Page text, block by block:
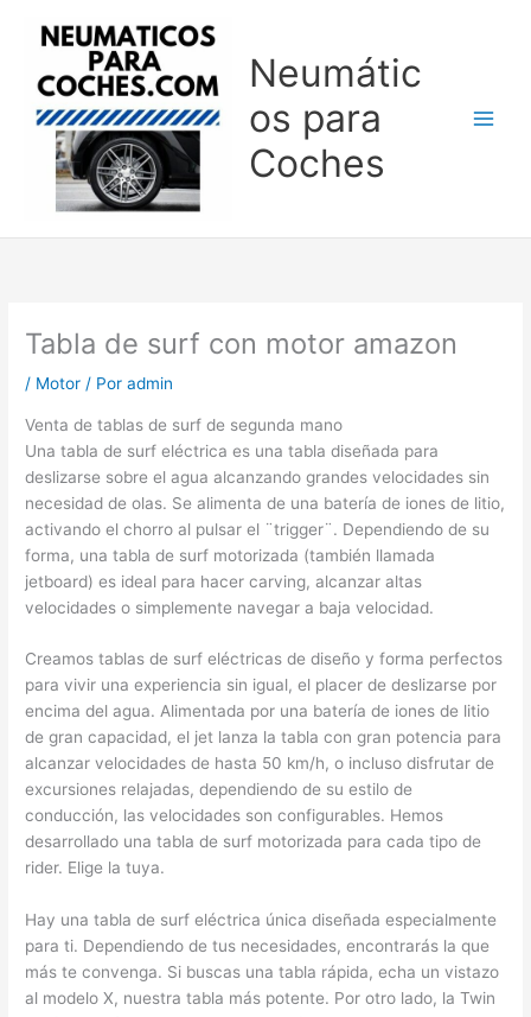
Neumátic
os para
Coches
Tabla de surf con motor amazon
/ Motor / Poradmin
Venta de tablas de surf de segunda mano
Una tabla de surf eléctrica es una tabla diseñada para
deslizarse sobre el agua alcanzando grandes velocidades sin
necesidad de olas. Se alimenta de una batería de iones de litio,
activando el chorro al pulsar el ¨trigger¨. Dependiendo de su
forma, una tabla de surf motorizada (también llamada
jetboard) es ideal para hacer carving, alcanzar altas
velocidades o simplemente navegar a baja velocidad.
Creamos tablas de surf eléctricas de diseño y forma perfectos
para vivir una experiencia sin igual, el placer de deslizarse por
encima del agua. Alimentada por una batería de iones de litio
de gran capacidad, el jet lanza la tabla con gran potencia para
alcanzar velocidades de hasta 50 km/h, o incluso disfrutar de
excursiones relajadas, dependiendo de su estilo de
conducción, las velocidades son configurables. Hemos
desarrollado una tabla de surf motorizada para cada tipo de
rider. Elige la tuya.
Hay una tabla de surf eléctrica única diseñada especialmente
para ti. Dependiendo de tus necesidades, encontrarás la que
más te convenga. Si buscas una tabla rápida, echa un vistazo
al modelo X, nuestra tabla más potente. Por otro lado, la Twin